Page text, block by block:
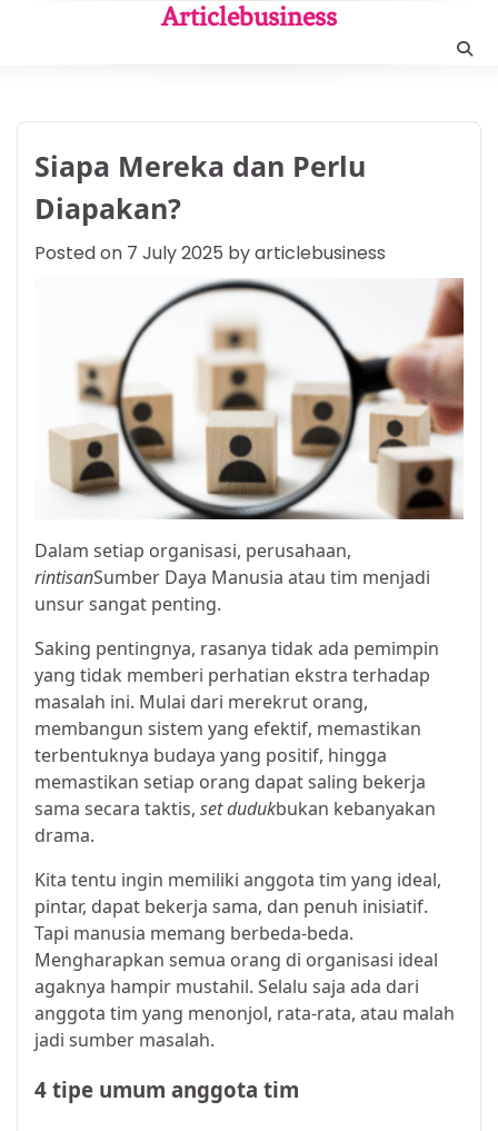
Articlebusiness
Siapa Mereka dan Perlu
Diapakan?
Posted on 7 July 2025 byarticlebusiness
Dalam setiap organisasi, perusahaan,
rintisanSumber Daya Manusia atau tim menjadi
unsur sangat penting.
Saking pentingnya, rasanya tidak ada pemimpin
yang tidak memberi perhatian ekstra terhadap
masalah ini. Mulai dari merekrut orang,
membangun sistem yang efektif, memastikan
terbentuknya budaya yang positif, hingga
memastikan setiap orang dapat saling bekerja
sama secara taktis, set dudukbukan kebanyakan
drama.
Kita tentu ingin memiliki anggota tim yang ideal,
pintar, dapat bekerja sama, dan penuh inisiatif.
Tapi manusia memang berbeda-beda.
Mengharapkan semua orang di organisasi ideal
agaknya hampir mustahil. Selalu saja ada dari
anggota tim yang menonjol, rata-rata, atau malah
jadi sumber masalah.
4 tipe umum anggota tim